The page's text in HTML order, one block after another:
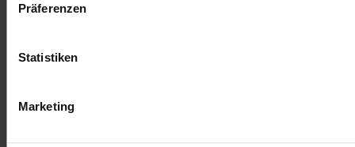
Präferenzen
Statistiken
Marketing